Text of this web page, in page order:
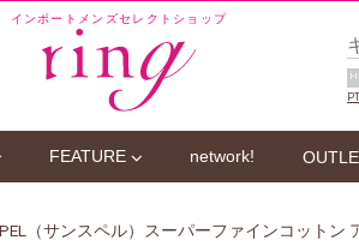
インポートメンズセレクトショップ
FEATURE network!
（サンスペル）スーパーファインコットン